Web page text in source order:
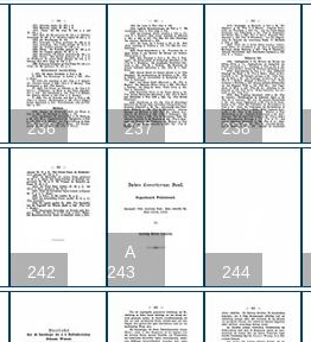
236 237 238
242
A
243
244